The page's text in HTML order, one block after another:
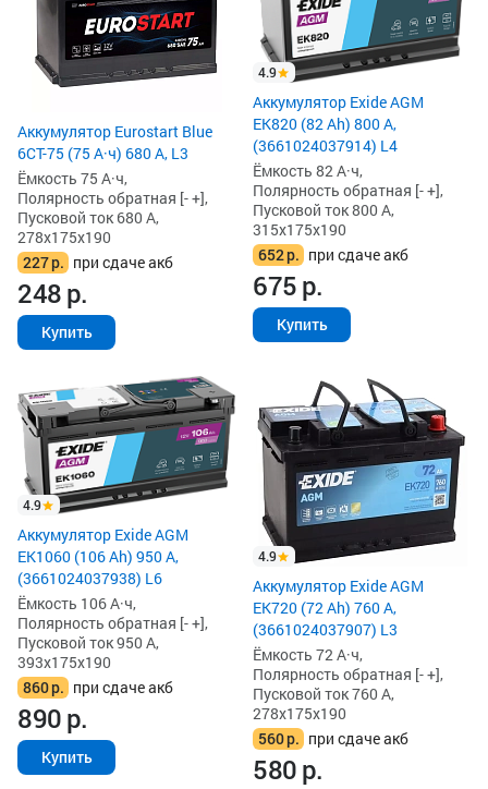
Аккумулятор Eurostart Blue
6CT-75 (75 А·ч) 680 А, L3
Ёмкость 75 А·ч,
Полярность обратная [- +],
Пусковой ток 680 А,
278x175x190
227р. при сдаче акб
248р.
Купить
4.9
Аккумулятор Exide AGM
EK820 (82 Ah) 800 А,
(3661024037914) L4
Ёмкость 82 А·ч,
Полярность обратная [- +],
Пусковой ток 800 А,
315x175x190
652р. при сдаче акб
675р.
Купить
4.9
Аккумулятор Exide AGM
EK1060 (106 Ah) 950 А,
(3661024037938) L6
Ёмкость 106 А·ч,
Полярность обратная [- +],
Пусковой ток 950 А,
393x175x190
860р. при сдаче акб
890р.
Купить
4.9
Аккумулятор Exide AGM
EK720 (72 Ah) 760 А,
(3661024037907) L3
Ёмкость 72 А·ч,
Полярность обратная [- +],
Пусковой ток 760 А,
278x175x190
560р. при сдаче акб
580р.